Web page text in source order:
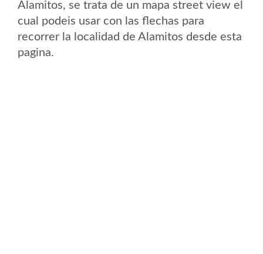
Alamitos, se trata de un mapa street view el
cual podeis usar con las flechas para
recorrer la localidad de Alamitos desde esta
pagina.